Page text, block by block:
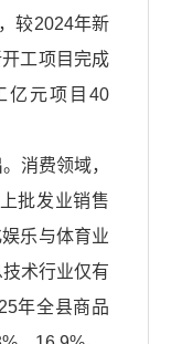
较2024年新
工项目完成
亿元项目40
消费领域，
批发业销售
乐与体育业
术行业仅有
年全县商品